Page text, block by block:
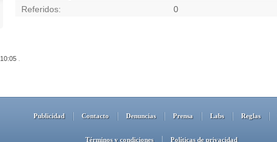
Referidos
0
10:05
Publicidad Contacto Denuncias Prensa Labs Reglas
Términos y condiciones Políticas de privacidad